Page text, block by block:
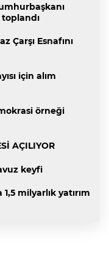
toplandı
Çarşı Esnafını
için alım
örneği
AÇILIYOR
keyfi
milyarlık yatırım